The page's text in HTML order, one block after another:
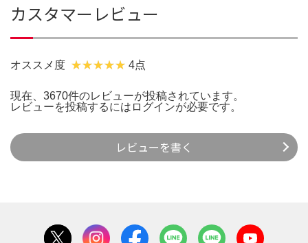
カスタマーレビュー
オススメ度 4点
現在、3670件のレビューが投稿されています。
レビューを投稿するには ログインが必要です。
レビューを書く